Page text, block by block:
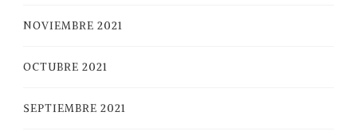
NOVIEMBRE 2021
OCTUBRE 2021
SEPTIEMBRE 2021